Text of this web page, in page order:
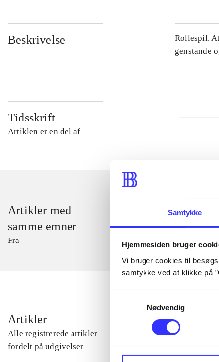
Samtykke
Hjemmesiden bruger
Vi bruger cookies til
samtykke ved at klikke på
Nødvendig
Beskrivelse
Rollespil.
genstande
Tidsskrift
Artiklen er en del af
Artikler med
samme emner
Fra
Artikler
Alle registrerede artikler
fordelt på udgivelser
...